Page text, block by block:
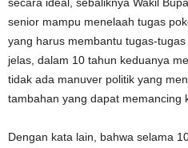
senior mampu menelaah tugas
yang harus membantu tugas-
jelas, dalam 10 tahun keduanya
tidak ada manuver politik yang
tambahan yang dapat memancing
Dengan kata lain, bahwa selama